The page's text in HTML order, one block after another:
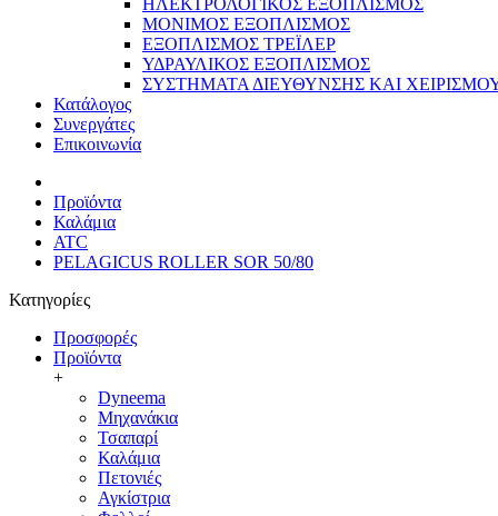
ΜΟΝΙΜΟΣ ΕΞΟΠΛΙΣΜΟΣ
ΕΞΟΠΛΙΣΜΟΣ ΤΡΕΪΛΕΡ
ΥΔΡΑΥΛΙΚΟΣ ΕΞΟΠΛΙΣΜΟΣ
ΣΥΣΤΗΜΑΤΑ ΔΙΕΥΘΥΝΣΗΣ ΚΑΙ
Κατάλογος
Συνεργάτες
Επικοινωνία
Προϊόντα
Καλάμια
ATC
PELAGICUS ROLLER SOR 50/80
Κατηγορίες
Προσφορές
Προϊόντα
+
Dyneema
Μηχανάκια
Τσαπαρί
Καλάμια
Πετονιές
Αγκίστρια